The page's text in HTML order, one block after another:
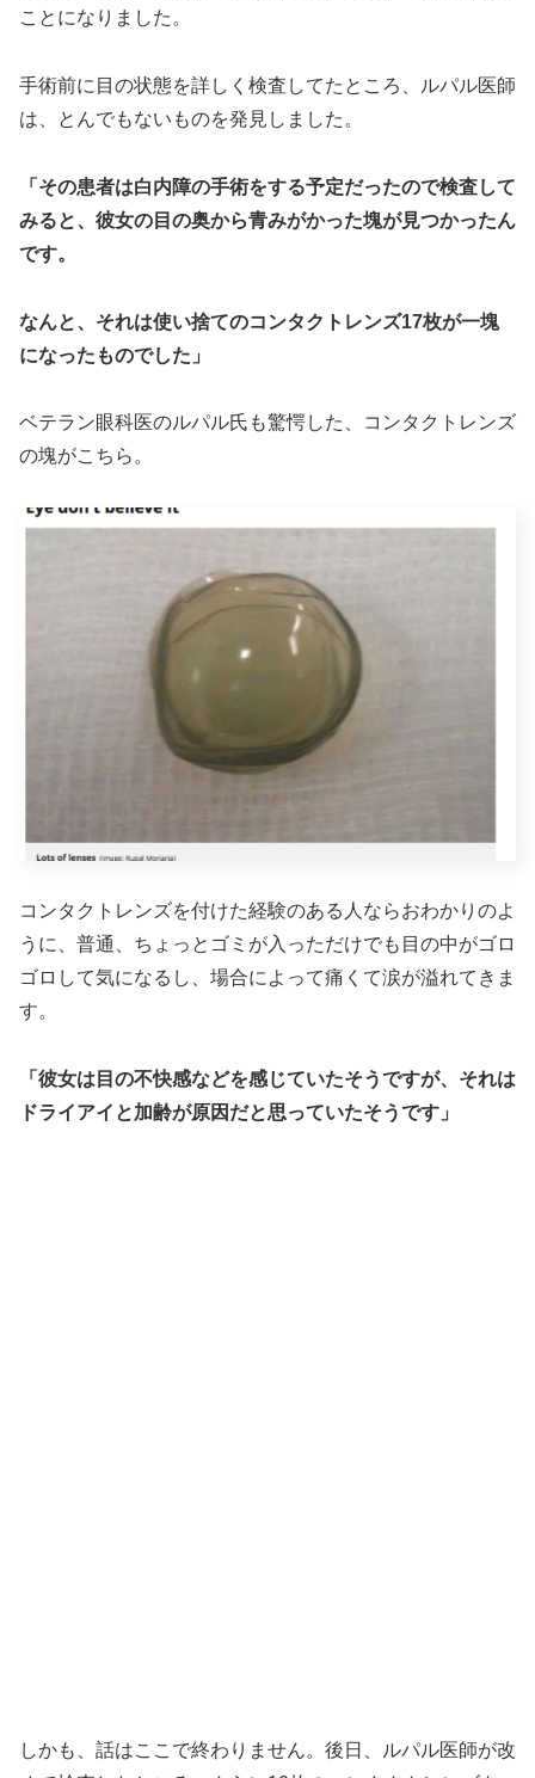
ことになりました。
手術前に目の状態を詳しく検査してたところ、ルパル医師
は、とんでもないものを発見しました。
「その患者は白内障の手術をする予定だったので検査して
みると、彼女の目の奥から青みがかった塊が見つかったん
です。
なんと、それは使い捨てのコンタクトレンズ17枚が一塊
になったものでした」
ベテラン眼科医のルパル氏も驚愕した、コンタクトレンズ
の塊がこちら。
コンタクトレンズを付けた経験のある人ならおわかりのよ
うに、普通、ちょっとゴミが入っただけでも目の中がゴロ
ゴロして気になるし、場合によって痛くて涙が溢れてきま
す。
「彼女は目の不快感などを感じていたそうですが、それは
ドライアイと加齢が原因だと思っていたそうです」
しかも、話はここで終わりません。後日、ルパル医師が改